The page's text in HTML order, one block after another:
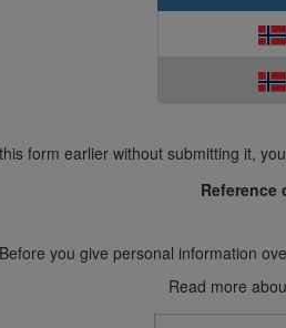
form earlier without submitting it,
Reference
Before you give personal information
Read more